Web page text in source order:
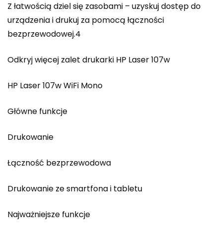
Z łatwością dziel się zasobami – uzyskuj dostęp do
urządzenia i drukuj za pomocą łączności
bezprzewodowej.4
Odkryj więcej zalet drukarki HP Laser 107w
HP Laser 107w WiFi Mono
Główne funkcje
Drukowanie
Łączność bezprzewodowa
Drukowanie ze smartfona i tabletu
Najważniejsze funkcje